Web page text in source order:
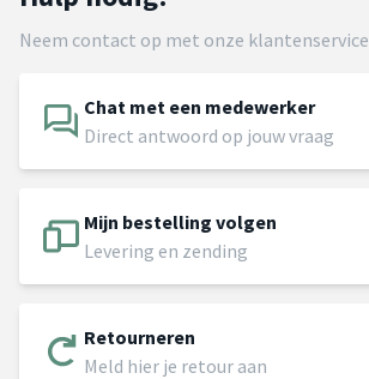
Neem contact op met onze klantenservice
Chat met een medewerker
Direct antwoord op jouw vraag
Mijn bestelling volgen
Levering en zending
Retourneren
Meld hier je retour aan